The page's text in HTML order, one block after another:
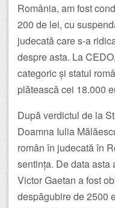
România, am fost
200 de lei, cu
judecată care s-a
despre asta. La
categoric și statul
plătească cei 18.000
După verdictul de la
Doamna Iulia
român în judecată în
sentința. De data asta
Victor Gaetan a fost
despăgubire de 2500